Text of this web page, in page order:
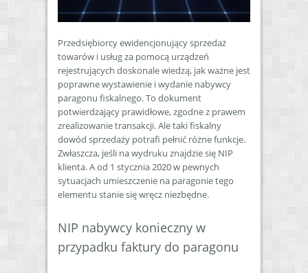
Przedsiębiorcy ewidencjonujący sprzedaż
towarów i usług za pomocą urządzeń
rejestrujących doskonale wiedzą, jak ważne jest
poprawne wystawienie i wydanie nabywcy
paragonu fiskalnego. To dokument
potwierdzający prawidłowe, zgodne z prawem
zrealizowanie transakcji. Ale taki fiskalny
dowód sprzedaży potrafi pełnić różne funkcje.
Zwłaszcza, jeśli na wydruku znajdzie się NIP
klienta. A od 1 stycznia 2020 w pewnych
sytuacjach umieszczenie na paragonie tego
elementu stanie się wręcz niezbędne.
NIP nabywcy konieczny w
przypadku faktury do paragonu